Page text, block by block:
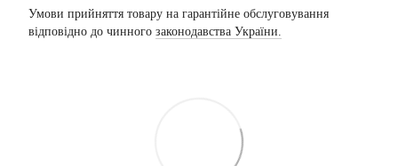
Умови прийняття товару на гарантійне обслуговування
відповідно до чинного законодавства України.